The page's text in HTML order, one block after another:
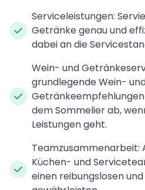
Serviceleistungen:
Getränke genau und
dabei an die
Wein- und
grundlegende Wein-
dem Sommelier ab,
Leistungen geht.
Teamzusammenarbeit:
Küchen- und
einen reibungslosen